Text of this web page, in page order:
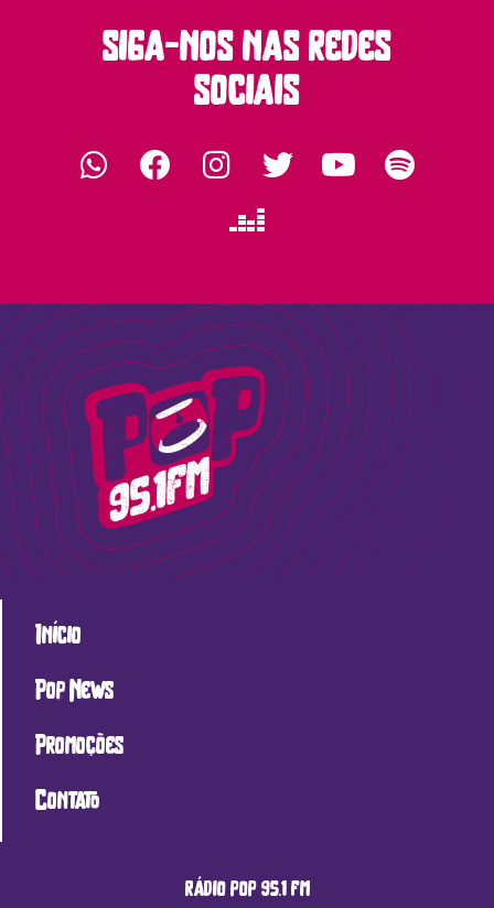
siga-nos nas redes
sociais
Início
Pop News
Promoções
Contato
rádio pop 95.1 fm